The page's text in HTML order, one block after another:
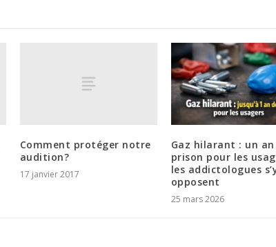
Comment protéger notre
audition?
17 janvier 2017
Gaz hilarant : un an
prison pour les
les addictologues
opposent
25 mars 2026